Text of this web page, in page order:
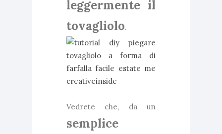
leggermente il
tovagliolo.
Vedrete che, da un
semplice